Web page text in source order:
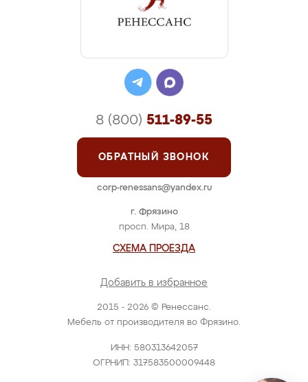
2015 - 2026 © Ренессанс.
Мебель от производителя во Фрязино.
ИНН: 580313642057
ОГРНИП: 317583500009448
г. Фрязино
просп. Мира, 18
СХЕМА ПРОЕЗДА
Добавить в избранное
8 (800) 511-89-55
ОБРАТНЫЙ ЗВОНОК
corp-renessans@yandex.ru